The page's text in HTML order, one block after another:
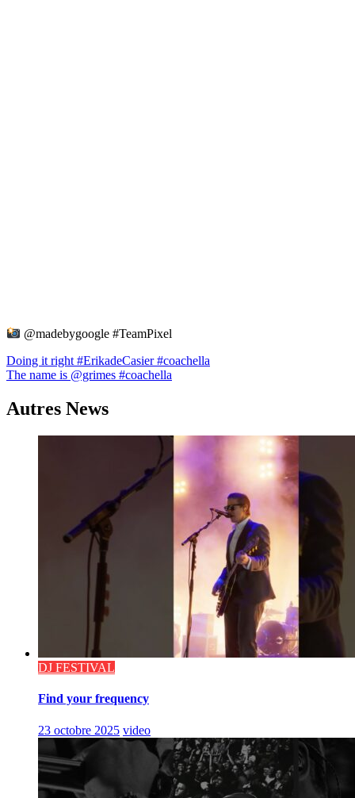
@madebygoogle #TeamPixel
Navigation
de
l’article
Doing it right #ErikadeCasier #coachella
The name is @grimes #coachella
Autres News
DJ FESTIVAL
Find your frequency
23 octobre 2025 video